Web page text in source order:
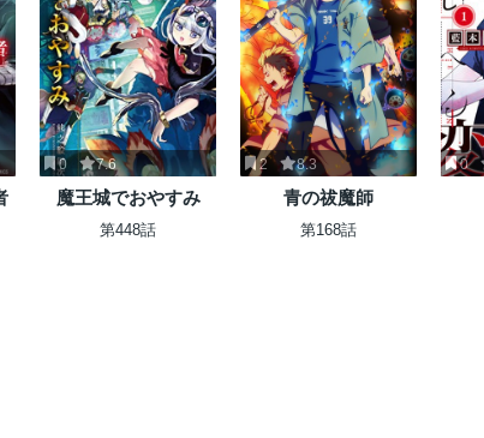
0 7.6
魔王城でおやすみ
第448話
2 8.3
青の祓魔師
第168話
0